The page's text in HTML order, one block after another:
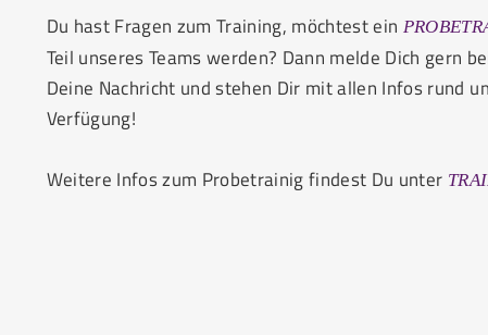
Du hast Fragen zum Training, möchtest ein
Teil unseres Teams werden? Dann melde Dich gern
Deine Nachricht und stehen Dir mit allen Infos rund
Verfügung!
Weitere Infos zum Probetrainig findest Du unter